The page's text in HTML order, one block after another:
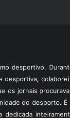
desportivo.
desportiva,
os jornais
do desporto. É
dedicada